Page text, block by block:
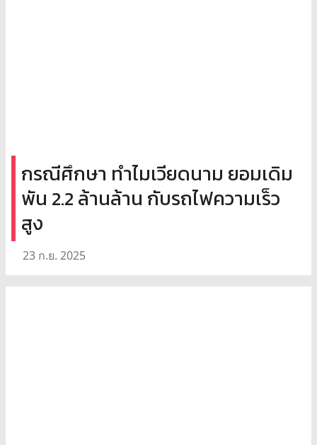
กรณีศึกษา ทำไมเวียดนาม ยอมเดิม
พัน 2.2 ล้านล้าน กับรถไฟความเร็ว
สูง
23 ก.ย. 2025